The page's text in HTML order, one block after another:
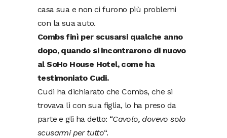
casa sua e non ci furono più problemi
con la sua auto.
Combs finì per scusarsi qualche anno
dopo, quando si incontrarono di nuovo
al SoHo House Hotel, come ha
testimoniato Cudi.
Cudi ha dichiarato che Combs, che si
trovava lì con sua figlia, lo ha preso da
parte e gli ha detto: “Cavolo, dovevo solo
scusarmi per tutto“.